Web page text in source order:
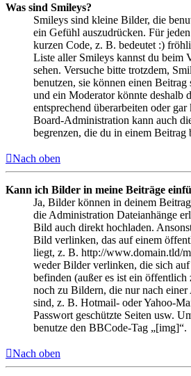
Was sind Smileys?
Smileys sind kleine Bilder, die
ein Gefühl auszudrücken. Für
kurzen Code, z. B. bedeutet :)
Liste aller Smileys kannst du beim
sehen. Versuche bitte trotzdem,
benutzen, sie können einen Beitrag
und ein Moderator könnte deshalb
entsprechend überarbeiten oder
Board-Administration kann auch
begrenzen, die du in einem Beitrag
Nach oben
Kann ich Bilder in meine Beiträge
Ja, Bilder können in deinem
die Administration Dateianhänge
Bild auch direkt hochladen.
Bild verlinken, das auf einem
liegt, z. B. http://www.domain.tld/
weder Bilder verlinken, die sich auf
befinden (außer es ist ein öffentlich
noch zu Bildern, die nur nach
sind, z. B. Hotmail- oder Yahoo-
Passwort geschützte Seiten usw.
benutze den BBCode-Tag „[img]“.
Nach oben